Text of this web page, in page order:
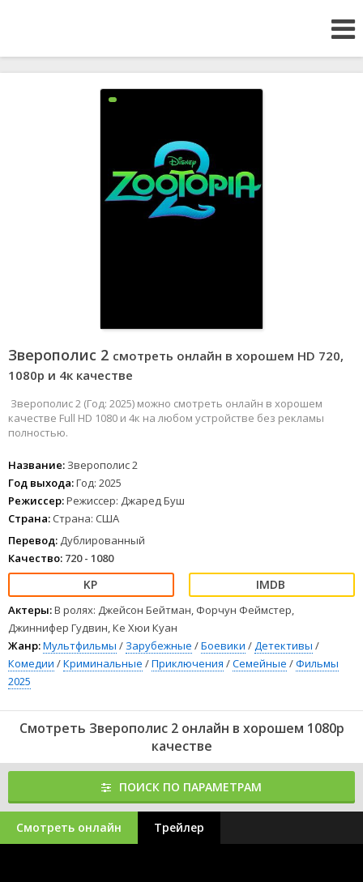
Зверополис 2 смотреть онлайн в хорошем HD 720,
1080р и 4к качестве
Зверополис 2 (Год: 2025) можно смотреть онлайн в хорошем
качестве Full HD 1080 и 4к на любом устройстве без рекламы
полностью.
Название: Зверополис 2
Год выхода:Год: 2025
Режиссер:Режиссер: Джаред Буш
Страна: Страна: США
Перевод: Дублированный
Качество: 720 - 1080
Актеры:В ролях: Джейсон Бейтман, Форчун Феймстер,
Джиннифер Гудвин, Ке Хюи Куан
Жанр:Мультфильмы / Зарубежные /Боевики /Детективы /
Комедии /Криминальные /Приключения /Семейные /Фильмы
2025
Смотреть Зверополис 2 онлайн в хорошем 1080p
качестве
ПОИСК ПО ПАРАМЕТРАМ
Смотреть онлайн Трейлер